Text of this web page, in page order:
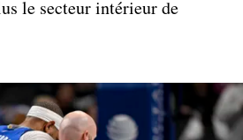
le secteur intérieur de